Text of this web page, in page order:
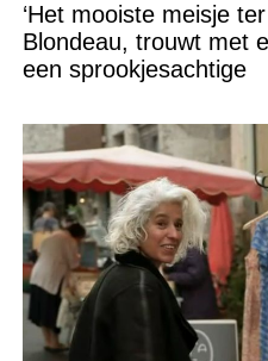
‘Het mooiste meisje
Blondeau, trouwt met
een sprookjesachtige